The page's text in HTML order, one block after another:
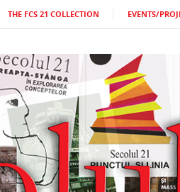
THE FCS 21 COLLECTION EVENTS/